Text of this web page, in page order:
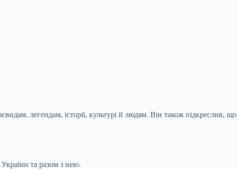
легендам, історії, культурі й людям. Він також підкреслив, що
та разом з нею.